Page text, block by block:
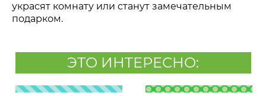
украсят комнату или станут замечательным
подарком.
ЭТО ИНТЕРЕСНО: